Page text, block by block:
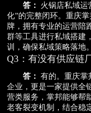
答：
火锅店私域运
化”的完整闭环。重庆
牌，拥有专业的运营陪
群等工具进行私域搭建
训，确保私域策略落地。
Q3：有没有供应链
答： 有的。重庆掌
企业，更是一家提供全
营类服务，掌邦能够帮
老客裂变机制，结合稳